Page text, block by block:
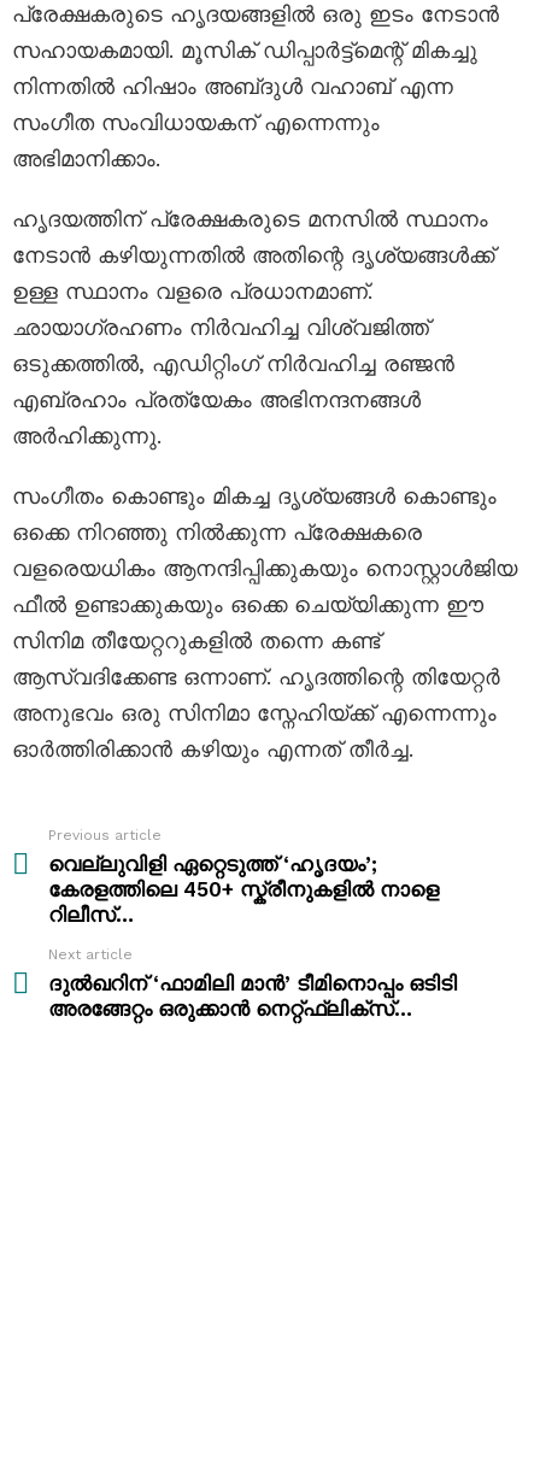
പ്രേക്ഷകരുടെ ഹൃദയങ്ങളിൽ ഒരു ഇടം നേടാൻ
സഹായകമായി. മൂസിക് ഡിപ്പാർട്ട്‌മെന്റ് മികച്ചു
നിന്നതിൽ ഹിഷാം അബ്‌ദുൾ വഹാബ് എന്ന
സംഗീത സംവിധായകന് എന്നെന്നും
അഭിമാനിക്കാം.
ഹൃദയത്തിന് പ്രേക്ഷകരുടെ മനസിൽ സ്ഥാനം
നേടാൻ കഴിയുന്നതിൽ അതിന്റെ ദൃശ്യങ്ങൾക്ക്
ഉള്ള സ്ഥാനം വളരെ പ്രധാനമാണ്.
ഛായാഗ്രഹണം നിർവഹിച്ച വിശ്വജിത്ത്
ഒടുക്കത്തിൽ, എഡിറ്റിംഗ് നിർവഹിച്ച രഞ്ജൻ
എബ്രഹാം പ്രത്യേകം അഭിനന്ദനങ്ങൾ
അർഹിക്കുന്നു.
സംഗീതം കൊണ്ടും മികച്ച ദൃശ്യങ്ങൾ കൊണ്ടും
ഒക്കെ നിറഞ്ഞു നിൽക്കുന്ന പ്രേക്ഷകരെ
വളരെയധികം ആനന്ദിപ്പിക്കുകയും നൊസ്റ്റാൾജിയ
ഫീൽ ഉണ്ടാക്കുകയും ഒക്കെ ചെയ്യിക്കുന്ന ഈ
സിനിമ തീയേറ്ററുകളിൽ തന്നെ കണ്ട്
ആസ്വദിക്കേണ്ട ഒന്നാണ്. ഹൃദത്തിന്റെ തിയേറ്റർ
അനുഭവം ഒരു സിനിമാ സ്നേഹിയ്ക്ക് എന്നെന്നും
ഓർത്തിരിക്കാൻ കഴിയും എന്നത് തീർച്ച.
more
Previous article
വെല്ലുവിളി ഏറ്റെടുത്ത് ‘ഹൃദയം’;
കേരളത്തിലെ 450+ സ്ക്രീനുകളിൽ നാളെ
റിലീസ്…
Next article
ദുൽഖറിന് ‘ഫാമിലി മാൻ’ ടീമിനൊപ്പം ഒടിടി
അരങ്ങേറ്റം ഒരുക്കാൻ നെറ്റ്ഫ്ലിക്‌സ്…